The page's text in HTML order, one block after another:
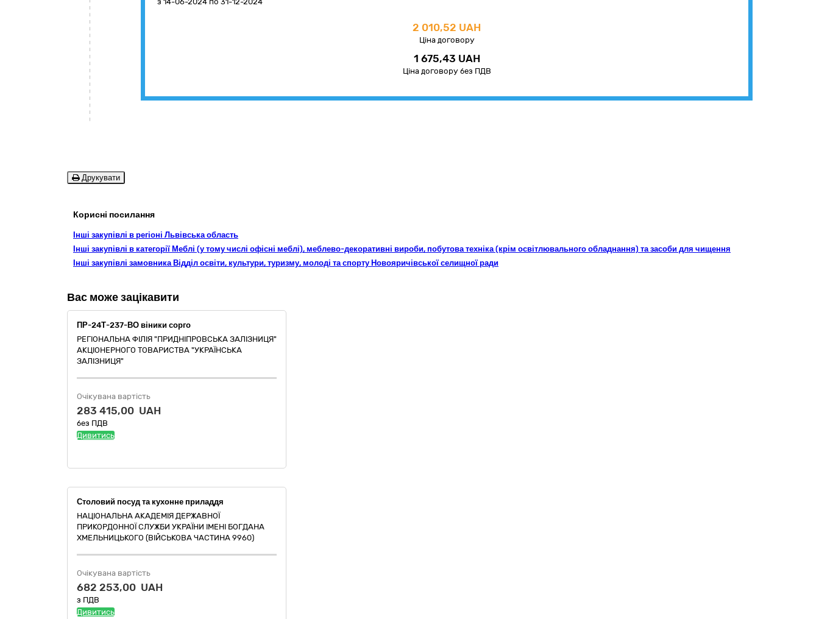
2 010,52 UAH
Ціна договору
1 675,43 UAH
Ціна договору без ПДВ
Друкувати
Корисні посилання
Інші закупівлі в регіоні Львівська область
Інші закупівлі в категорії Меблі (у тому числі офісні меблі), меблево-декоративні вироби, побутова техніка (крім освітлювального обладнання) та засоби для чищення
Інші закупівлі замовника Відділ освіти, культури, туризму, молоді та спорту Новояричівської селищної ради
Вас може зацікавити
ПР-24Т-237-ВО віники сорго
РЕГІОНАЛЬНА ФІЛІЯ "ПРИДНІПРОВСЬКА ЗАЛІЗНИЦЯ"
АКЦІОНЕРНОГО ТОВАРИСТВА "УКРАЇНСЬКА
ЗАЛІЗНИЦЯ"
Очікувана вартість
283 415,00 UAH
без ПДВ
Дивитись
Столовий посуд та кухонне приладдя
НАЦІОНАЛЬНА АКАДЕМІЯ ДЕРЖАВНОЇ
ПРИКОРДОННОЇ СЛУЖБИ УКРАЇНИ ІМЕНІ БОГДАНА
ХМЕЛЬНИЦЬКОГО (ВІЙСЬКОВА ЧАСТИНА 9960)
Очікувана вартість
682 253,00 UAH
з ПДВ
Дивитись